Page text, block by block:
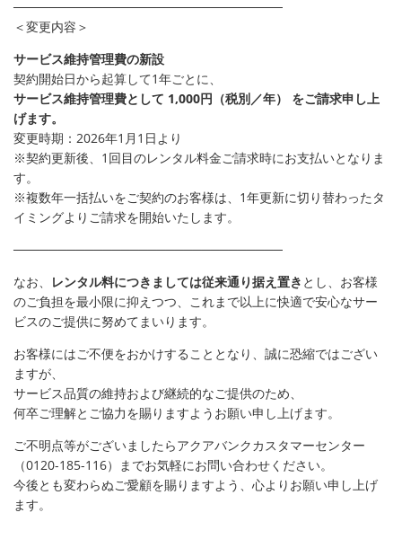
──────────────────────────────
＜変更内容＞
サービス維持管理費の新設
契約開始日から起算して1年ごとに、
サービス維持管理費として 1,000円（税別／年） をご請求申し上
げます。
変更時期：2026年1月1日より
※契約更新後、1回目のレンタル料金ご請求時にお支払いとなりま
す。
※複数年一括払いをご契約のお客様は、1年更新に切り替わったタ
イミングよりご請求を開始いたします。
──────────────────────────────
なお、
レンタル料につきましては従来通り据え置き とし、お客様
のご負担を最小限に抑えつつ、これまで以上に快適で安心なサー
ビスのご提供に努めてまいります。
お客様にはご不便をおかけすることとなり、誠に恐縮ではござい
ますが、
サービス品質の維持および継続的なご提供のため、
何卒ご理解とご協力を賜りますようお願い申し上げます。
ご不明点等がございましたらアクアバンクカスタマーセンター
（0120-185-116）までお気軽にお問い合わせください。
今後とも変わらぬご愛顧を賜りますよう、心よりお願い申し上げ
ます。